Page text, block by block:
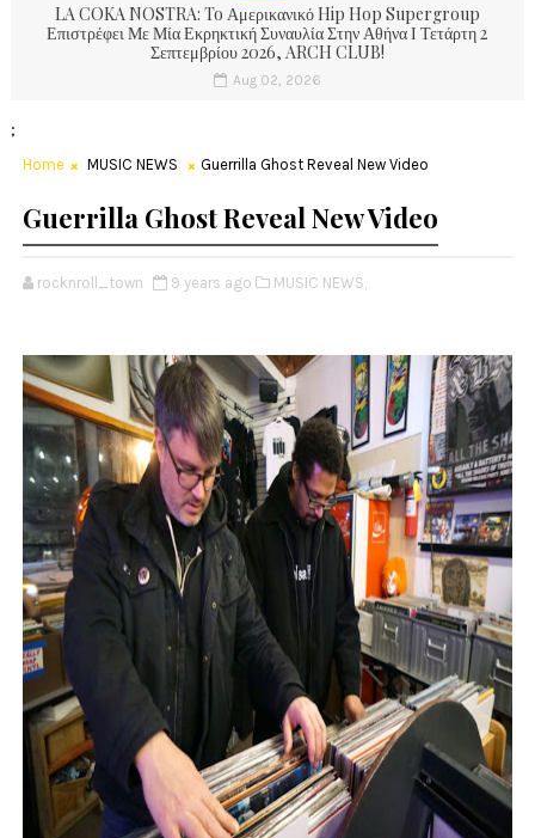
LA COKA NOSTRA: To Αμερικανικό Hip Hop Supergroup
Επιστρέφει Με Μία Εκρηκτική Συναυλία Στην Αθήνα Ι Τετάρτη 2
Σεπτεμβρίου 2026, ARCH CLUB!
Aug 02, 2026
;
Home MUSIC NEWS Guerrilla Ghost Reveal New Video
Guerrilla Ghost Reveal New Video
rocknroll_town 9 years ago MUSIC NEWS,